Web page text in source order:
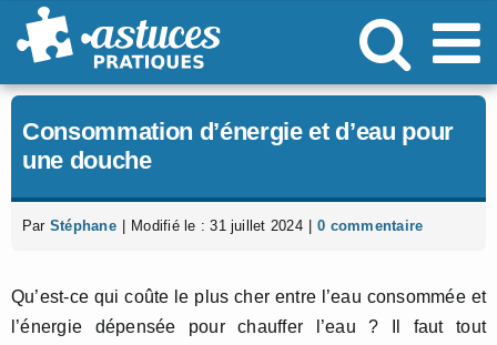
Passer
au
Consommation d’énergie et d’eau pour
une douche
Par Stéphane Modifié le : 31 juillet 2024 0 commentaire
Qu’est-ce qui coûte le plus cher entre l’eau consommée et
l’énergie dépensée pour chauffer l’eau ? Il faut tout